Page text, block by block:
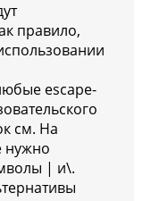
правило,
escape-
см. На
нужно
| и\.